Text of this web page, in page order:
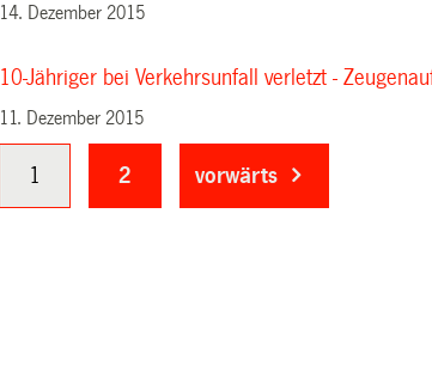
14. Dezember 2015
10-Jähriger bei Verkehrsunfall verletzt -
11. Dezember 2015
1 2 vorwärts